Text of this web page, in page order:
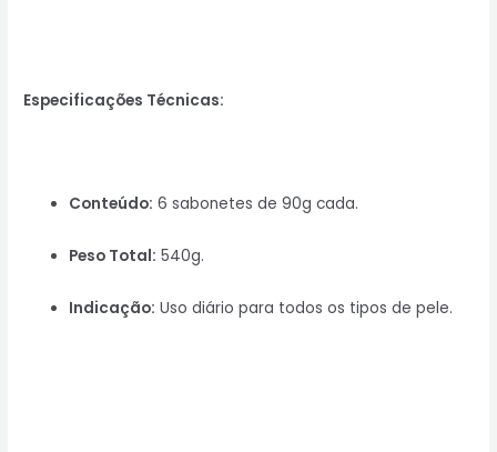
Especificações Técnicas:
Conteúdo: 6 sabonetes de 90g cada.
Peso Total: 540g.
Indicação: Uso diário para todos os tipos de pele.